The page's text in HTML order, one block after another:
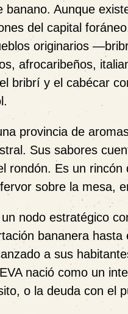
Aunque
del capital
originarios
afrocaribeños,
bribrí y el cabécar
provincia de
Sus sabores
rondón. Es un
sobre la mesa,
nodo estratégico
bananera
a sus
nació como un
o la deuda con el